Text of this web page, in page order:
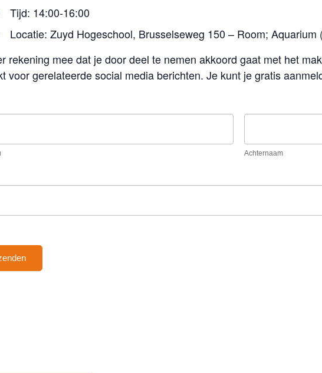
Tijd: 14:00-16:00
Locatie: Zuyd Hogeschool, Brusselseweg 150 – Room; Aquarium
rekening mee dat je door deel te nemen akkoord gaat met het
voor gerelateerde social media berichten. Je kunt je gratis
Achternaam